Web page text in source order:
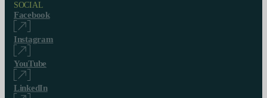
SOCIAL
Facebook
Instagram
YouTube
LinkedIn